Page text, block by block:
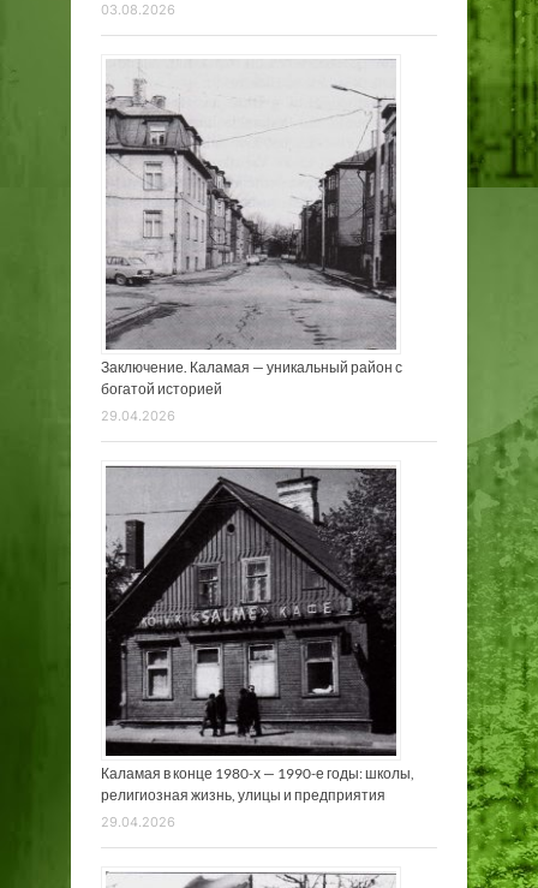
03.08.2026
Заключение. Каламая — уникальный район с
богатой историей
29.04.2026
Каламая в конце 1980-х — 1990-е годы: школы,
религиозная жизнь, улицы и предприятия
29.04.2026